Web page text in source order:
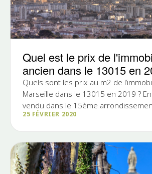
Quel est le prix de
ancien dans le 13015 en
Quels sont les prix au m2 de
Marseille dans le 13015 en 2019 ? En
vendu dans le 15ème
: 200...
25 FÉVRIER 2020